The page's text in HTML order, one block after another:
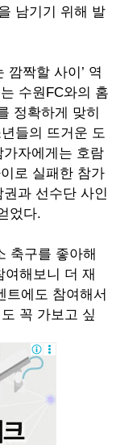
남기기 위해 발
깜짝할 사이’ 역
수원FC와의 홈
정확하게 맞히
들의 뜨거운 도
자에게는 호람
로 실패한 참가
권과 선수단 사인
었다.
축구를 좋아해
여해보니 더 재
트에도 참여해서
꼭 가보고 싶